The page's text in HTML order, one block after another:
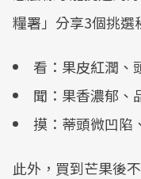
糧署」分享3個挑選
看：果皮紅潤、
聞：果香濃郁、
摸：蒂頭微凹陷
此外，買到芒果後